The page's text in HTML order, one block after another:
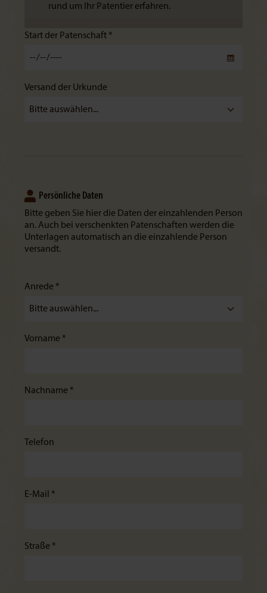
rund um Ihr Patentier erfahren.
Start der Patenschaft *
Versand der Urkunde
Persönliche Daten
Bitte geben Sie hier die Daten der einzahlenden Person
an. Auch bei verschenkten Patenschaften werden die
Unterlagen automatisch an die einzahlende Person
versandt.
Anrede *
Vorname *
Nachname *
Telefon
E-Mail *
Straße *